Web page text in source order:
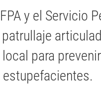
y el Servicio
para